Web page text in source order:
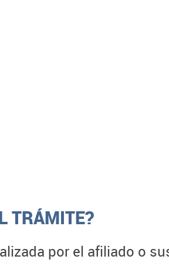
TRÁMITE?
por el afiliado o